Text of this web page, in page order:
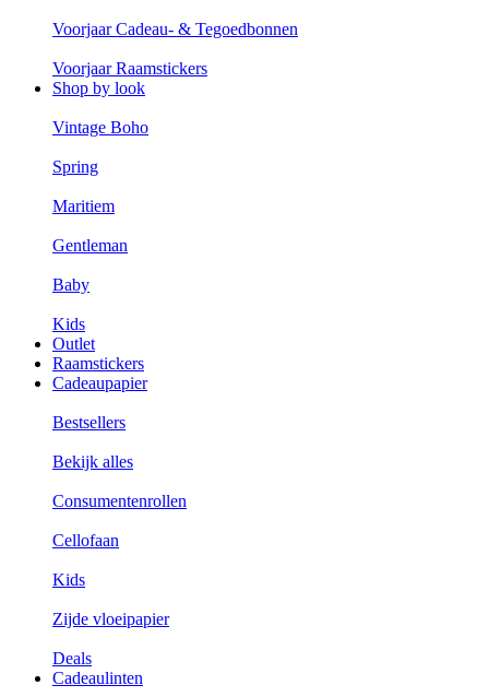
Voorjaar Cadeau- & Tegoedbonnen
Voorjaar Raamstickers
Shop by look
Vintage Boho
Spring
Maritiem
Gentleman
Baby
Kids
Outlet
Raamstickers
Cadeaupapier
Bestsellers
Bekijk alles
Consumentenrollen
Cellofaan
Kids
Zijde vloeipapier
Deals
Cadeaulinten